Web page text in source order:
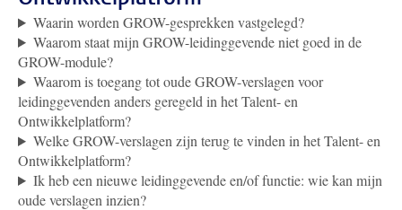
Waarin worden GROW-gesprekken vastgelegd?
Waarom staat mijn GROW-leidinggevende niet goed in de
GROW-module?
Waarom is toegang tot oude GROW-verslagen voor
leidinggevenden anders geregeld in het Talent- en
Ontwikkelplatform?
Welke GROW-verslagen zijn terug te vinden in het Talent- en
Ontwikkelplatform?
Ik heb een nieuwe leidinggevende en/of functie: wie kan mijn
oude verslagen inzien?